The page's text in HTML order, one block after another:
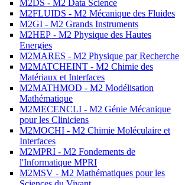
M2DS - M2 Data Science
M2FLUIDS - M2 Mécanique des Fluides
M2GI - M2 Grands Instruments
M2HEP - M2 Physique des Hautes
Energies
M2MARES - M2 Physique par Recherche
M2MATCHEINT - M2 Chimie des
Matériaux et Interfaces
M2MATHMOD - M2 Modélisation
Mathématique
M2MECENCLI - M2 Génie Mécanique
pour les Cliniciens
M2MOCHI - M2 Chimie Moléculaire et
Interfaces
M2MPRI - M2 Fondements de
l'Informatique MPRI
M2MSV - M2 Mathématiques pour les